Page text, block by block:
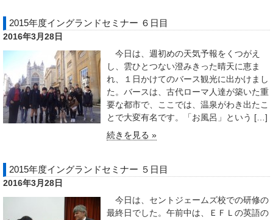
2015年度イングランドセミナー ６日目
2016年3月28日
今日は、週初めの天気予報をくつがえ
し、雲ひとつない澄みきった晴天に恵ま
れ、１日かけてのバース観光に出かけまし
た。バースは、古代ローマ人達が築いた重
要な都市で、ここでは、温泉がわき出たこ
とで大変有名です。「お風呂」という […]
続きを見る »
2015年度イングランドセミナー ５日目
2016年3月28日
今日は、セントジェームズ校での研修の
最終日でした。午前中は、ＥＦＬの英語の